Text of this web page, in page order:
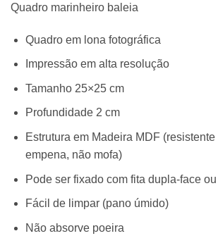
Quadro marinheiro baleia
Quadro em lona fotográfica
Impressão em alta resolução
Tamanho 25×25 cm
Profundidade 2 cm
Estrutura em Madeira MDF
empena, não mofa)
Pode ser fixado com fita dupla-face
Fácil de limpar (pano úmido)
Não absorve poeira